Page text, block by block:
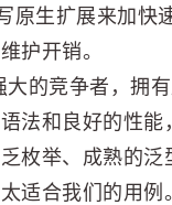
原生扩展来加快
护开销。
大的竞争者，拥
法和良好的性能
枚举、成熟的泛
适合我们的用例